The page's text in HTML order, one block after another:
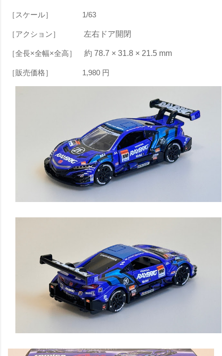
［スケール］ 1/63
［アクション］ 左右ドア開閉
［全長×全幅×全高］ 約 78.7 × 31.8 × 21.5 mm
［販売価格］ 1,980 円